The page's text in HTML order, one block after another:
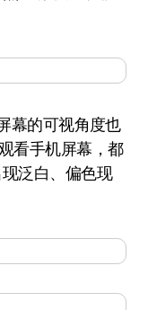
的可视角度也
看手机屏幕，都
泛白、偏色现